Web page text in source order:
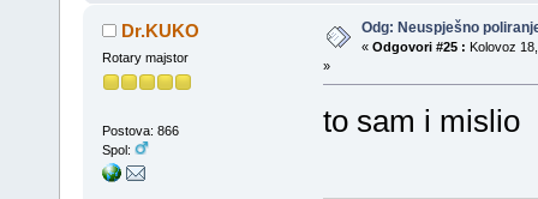
Dr.KUKO
Rotary majstor
Postova: 866
Spol:
Odg: Neuspješno
« Odgovori #25 : Kolovoz
»
to sam i mislio